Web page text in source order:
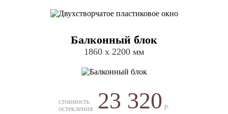
Балконный блок
1860 х 2200 мм
стоимость
остекления
23 320 р.